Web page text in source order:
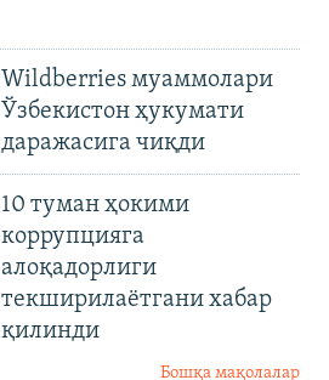
Wildberries муаммолари
Ўзбекистон ҳукумати
даражасига чиқди
10 туман ҳокими
коррупцияга
алоқадорлиги
текширилаётгани хабар
қилинди
Бошқа мақолалар